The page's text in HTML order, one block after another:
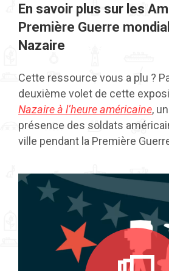
En savoir plus sur les
Première Guerre
Nazaire
Cette ressource vous a plu ?
deuxième volet de cette
Nazaire à l’heure américaine,
présence des soldats
ville pendant la Première